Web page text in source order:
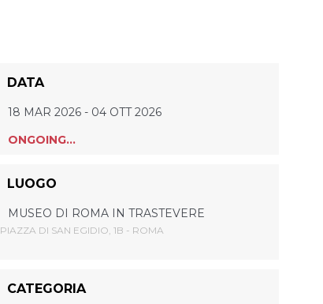
DATA
18 MAR 2026- 04 OTT 2026
ONGOING...
LUOGO
MUSEO DI ROMA IN TRASTEVERE
PIAZZA DI SAN EGIDIO, 1B - ROMA
CATEGORIA